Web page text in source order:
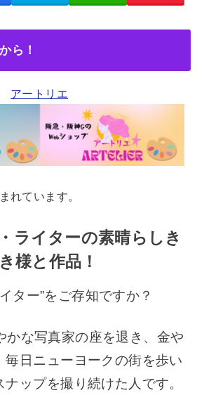
ら！
アートリエ
れています。
ライターの素晴らしき
様と作品！
ター”をご存知ですか？
かな写真家の座を退き、金や
毎日ニューヨークの街を歩い
ップを撮り続けた人です。